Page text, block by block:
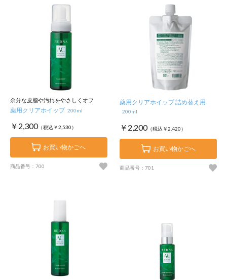
余分な皮脂や汚れをやさしくオフ
薬用クリアホイップ 200ml
￥2,300（税込￥2,530）
お買い物かごへ
商品番号：700
薬用クリアホイップ 詰め替え用
200ml
￥2,200（税込￥2,420）
お買い物かごへ
商品番号：701